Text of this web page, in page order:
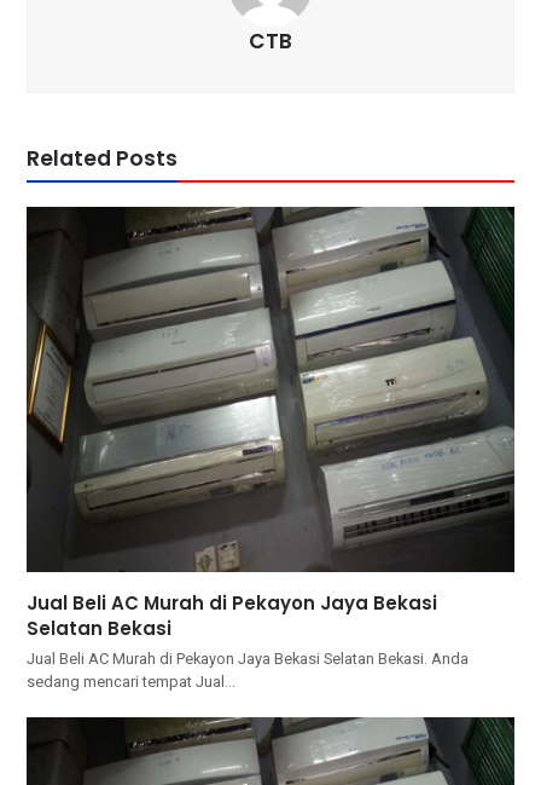
CTB
Related Posts
Jual Beli AC Murah di Pekayon Jaya Bekasi
Selatan Bekasi
Jual Beli AC Murah di Pekayon Jaya Bekasi Selatan Bekasi. Andа
ѕеdаng mencari tempat Jual…